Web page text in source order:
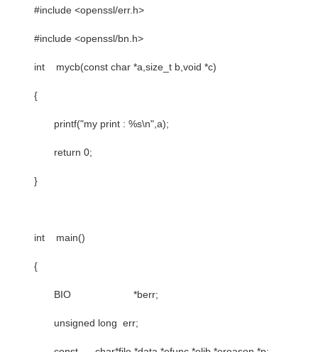
#include <openssl/err.h>
#include <openssl/bn.h>
int mycb(const char *a,size_t b,void *c)
{
printf("my print : %s\n",a);
return 0;
}
int main()
{
BIO *berr;
unsigned long err;